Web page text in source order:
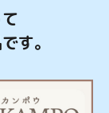
す。